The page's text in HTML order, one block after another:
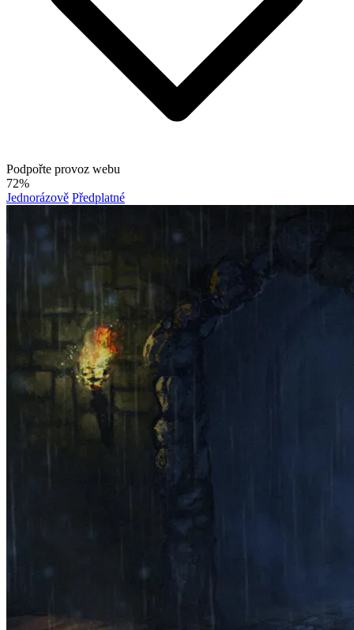
Podpořte provoz webu
72%
Jednorázově Předplatné